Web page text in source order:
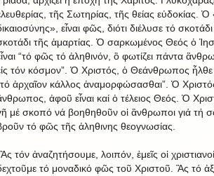
τῆς Σωτηρίας, τῆς θείας εὐδοκίας.
εἶναι φῶς, διότι διέλυσε τό
τῆς ἁμαρτίας. Ὁ σαρκωμένος Θεός ὁ
“τό φῶς τό ἀληθινόν, ὃ φωτίζει πάντα
τόν κόσμον”. Ὁ Χριστός, ὁ Θεάνθρωπος
ἀρχαῖον κάλλος ἀναμορφώσασθαι”. Ὁ Χριστός
ἀφοῦ εἶναι καί ὁ τέλειος Θεός. Ὁ
μέ σκοπό νά βοηθηθοῦν οἱ ἂνθρωποι γιά τή
τό φῶς τῆς ἀληθινης θεογνωσίας.
τόν ἀναζητήσουμε, λοιπόν, ἐμεῖς οἱ
τό μοναδικό φῶς τοῦ Χριστοῦ. Ἂς τό